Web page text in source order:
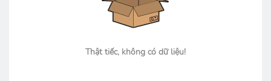
Thật tiếc, không có dữ liệu!